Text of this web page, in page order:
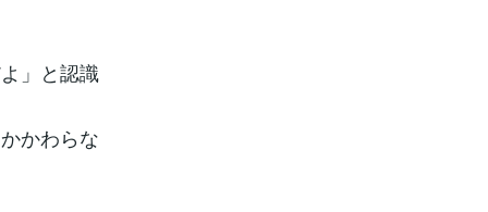
」と認識
かわらな